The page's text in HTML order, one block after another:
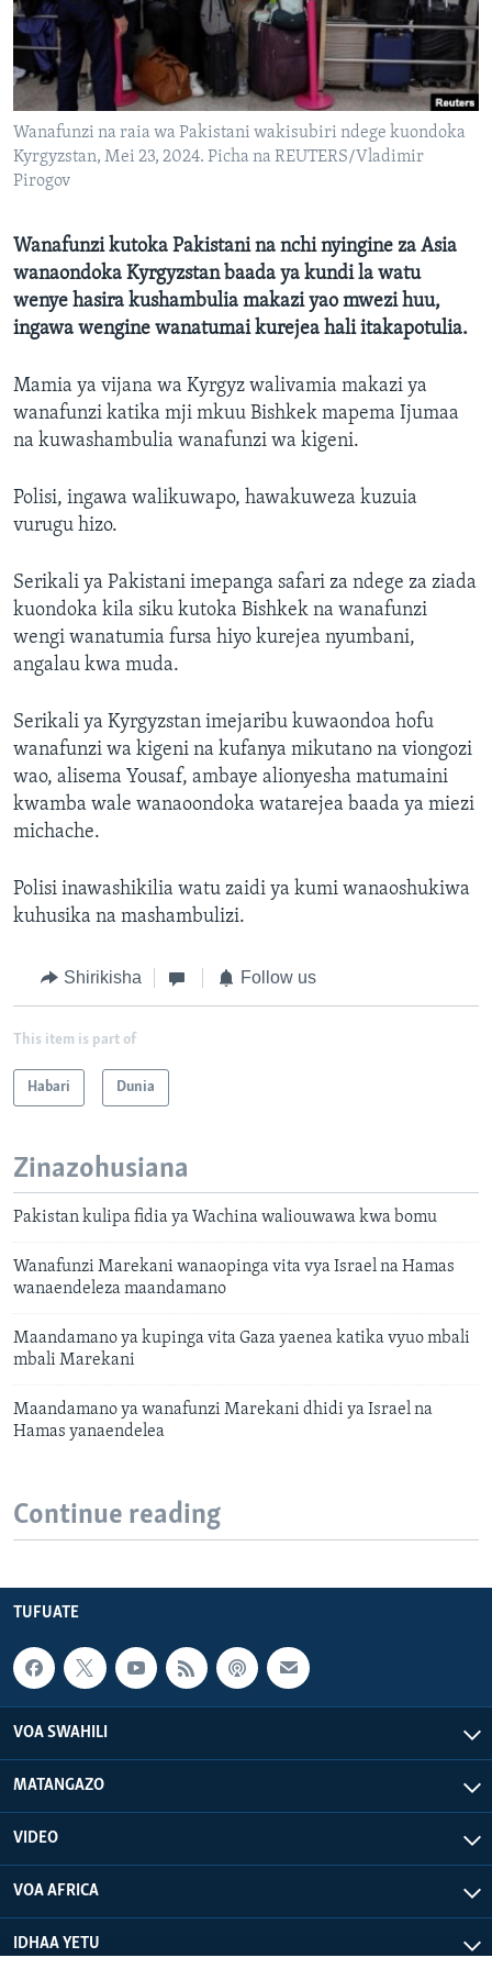
Wanafunzi na raia wa Pakistani wakisubiri ndege kuondoka
Kyrgyzstan, Mei 23, 2024. Picha na REUTERS/Vladimir
Pirogov
Wanafunzi kutoka Pakistani na nchi nyingine za Asia
wanaondoka Kyrgyzstan baada ya kundi la watu
wenye hasira kushambulia makazi yao mwezi huu,
ingawa wengine wanatumai kurejea hali itakapotulia.
Mamia ya vijana wa Kyrgyz walivamia makazi ya
wanafunzi katika mji mkuu Bishkek mapema Ijumaa
na kuwashambulia wanafunzi wa kigeni.
Polisi, ingawa walikuwapo, hawakuweza kuzuia
vurugu hizo.
Serikali ya Pakistani imepanga safari za ndege za ziada
kuondoka kila siku kutoka Bishkek na wanafunzi
wengi wanatumia fursa hiyo kurejea nyumbani,
angalau kwa muda.
Serikali ya Kyrgyzstan imejaribu kuwaondoa hofu
wanafunzi wa kigeni na kufanya mikutano na viongozi
wao, alisema Yousaf, ambaye alionyesha matumaini
kwamba wale wanaoondoka watarejea baada ya miezi
michache.
Polisi inawashikilia watu zaidi ya kumi wanaoshukiwa
kuhusika na mashambulizi.
Shirikisha Follow us
This item is part of
Habari Dunia
Zinazohusiana
Pakistan kulipa fidia ya Wachina waliouwawa kwa bomu
Wanafunzi Marekani wanaopinga vita vya Israel na Hamas
wanaendeleza maandamano
Maandamano ya kupinga vita Gaza yaenea katika vyuo mbali
mbali Marekani
Maandamano ya wanafunzi Marekani dhidi ya Israel na
Hamas yanaendelea
Continue reading
TUFUATE
VOA SWAHILI
MATANGAZO
VIDEO
VOA AFRICA
IDHAA YETU